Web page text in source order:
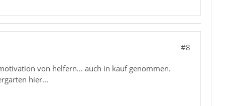
#8
von helfern... auch in kauf genommen.
hier...